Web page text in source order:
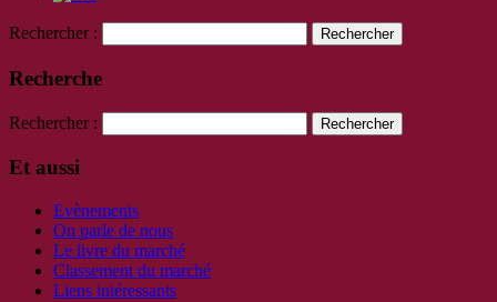
Rechercher :
Recherche
Rechercher :
Et aussi
Evènements
On parle de nous
Le livre du marché
Classement du marché
Liens intéressants